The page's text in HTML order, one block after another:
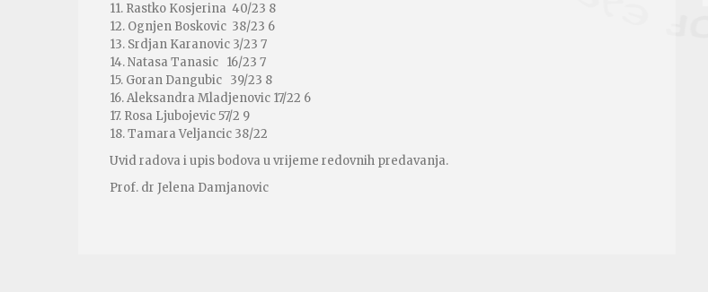
11. Rastko Kosjerina 40/23 8
12. Ognjen Boskovic 38/23 6
13. Srdjan Karanovic 3/23 7
14. Natasa Tanasic 16/23 7
15. Goran Dangubic 39/23 8
16. Aleksandra Mladjenovic 17/22 6
17. Rosa Ljubojevic 57/2 9
18. Tamara Veljancic 38/22
Uvid radova i upis bodova u vrijeme redovnih predavanja.
Prof. dr Jelena Damjanovic